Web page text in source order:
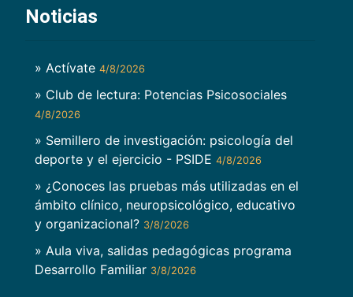
Noticias
» Actívate 4/8/2026
» Club de lectura: Potencias Psicosociales
4/8/2026
» Semillero de investigación: psicología del
deporte y el ejercicio - PSIDE 4/8/2026
» ¿Conoces las pruebas más utilizadas en el
ámbito clínico, neuropsicológico, educativo
y organizacional? 3/8/2026
» Aula viva, salidas pedagógicas programa
Desarrollo Familiar 3/8/2026